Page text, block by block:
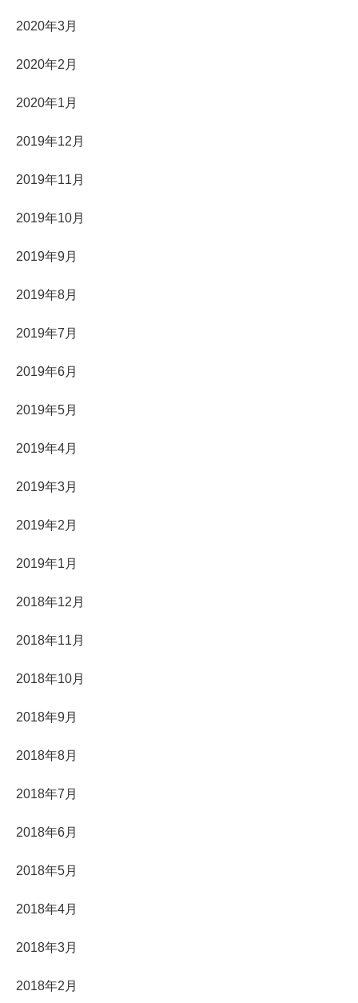
2020年3月
2020年2月
2020年1月
2019年12月
2019年11月
2019年10月
2019年9月
2019年8月
2019年7月
2019年6月
2019年5月
2019年4月
2019年3月
2019年2月
2019年1月
2018年12月
2018年11月
2018年10月
2018年9月
2018年8月
2018年7月
2018年6月
2018年5月
2018年4月
2018年3月
2018年2月